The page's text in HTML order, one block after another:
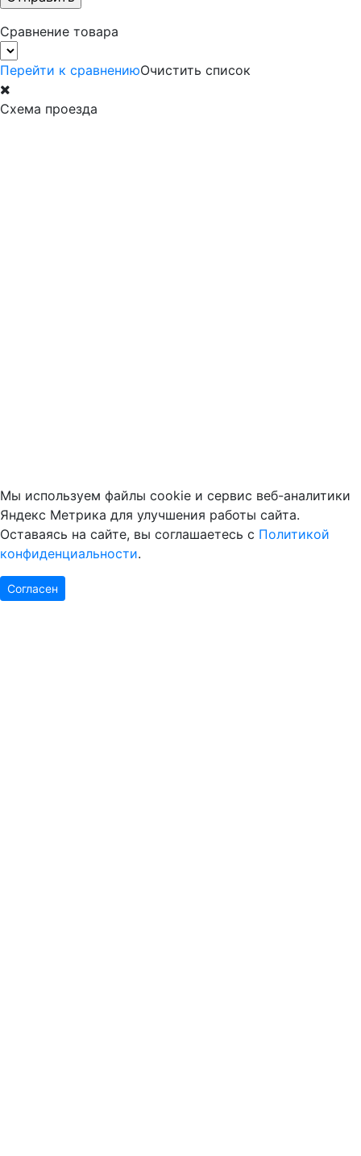
Сравнение товара
Перейти к сравнениюОчистить список
Схема проезда
Мы используем файлы cookie и сервис веб-аналитики
Яндекс Метрика для улучшения работы сайта.
Оставаясь на сайте, вы соглашаетесь с Политикой
конфиденциальности.
Согласен